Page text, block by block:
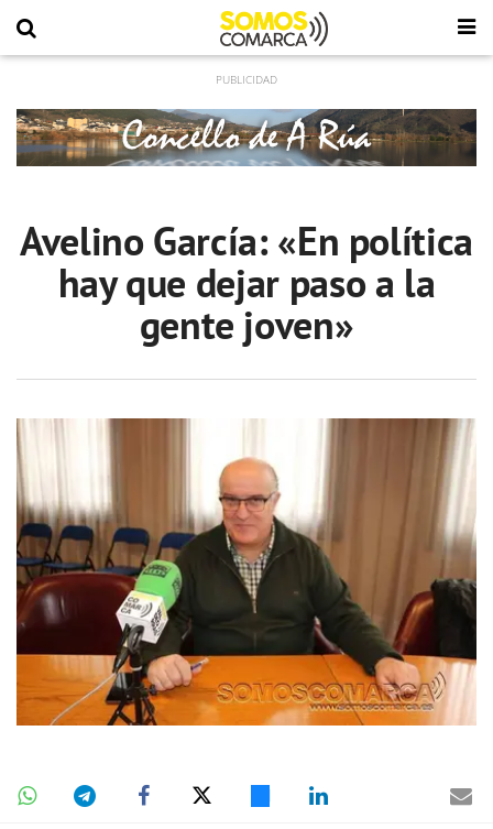
Avelino García: «En política
hay que dejar paso a la
gente joven»